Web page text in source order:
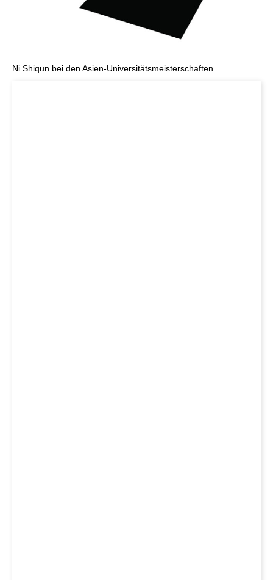
Ni Shiqun bei den Asien-Universitätsmeisterschaften